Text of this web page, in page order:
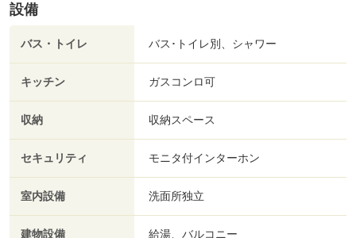
設備
バス・トイレ バス･トイレ別、シャワー
キッチン ガスコンロ可
収納 収納スペース
セキュリティ モニタ付インターホン
室内設備 洗面所独立
建物設備 給湯、バルコニー